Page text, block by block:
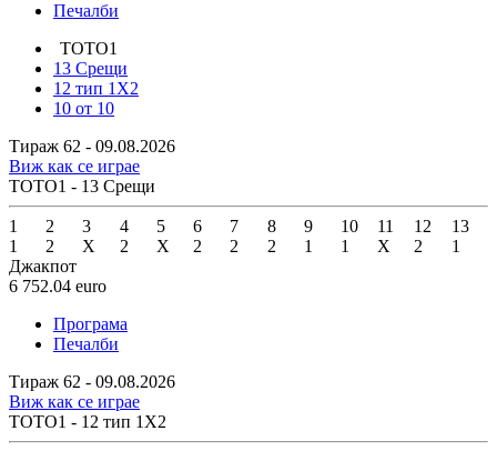
Печалби
ТОТО1
13 Срещи
12 тип 1X2
10 от 10
Тираж 62 - 09.08.2026
Виж как се играе
ТОТО1 - 13 Срещи
1
1
2
2
3
X
4
2
5
X
6
2
7
2
8
2
9
1
10
1
11
X
12
2
13
1
Джакпот
6 752.04 euro
Програма
Печалби
Тираж 62 - 09.08.2026
Виж как се играе
ТОТО1 - 12 тип 1X2